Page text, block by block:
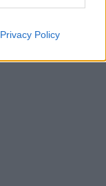
Privacy Policy